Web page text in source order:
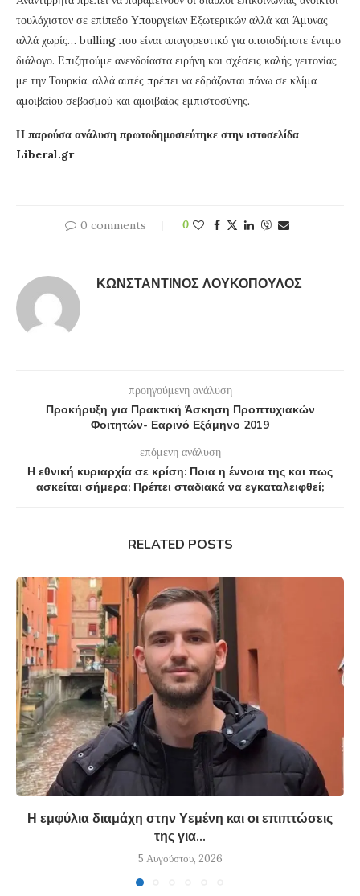
τουλάχιστον σε επίπεδο Υπουργείων Εξωτερικών αλλά και Άμυνας
αλλά χωρίς… bulling που είναι απαγορευτικό για οποιοδήποτε έντιμο
διάλογο. Επιζητούμε ανενδοίαστα ειρήνη και σχέσεις καλής γειτονίας
με την Τουρκία, αλλά αυτές πρέπει να εδράζονται πάνω σε κλίμα
αμοιβαίου σεβασμού και αμοιβαίας εμπιστοσύνης.
Η παρούσα ανάλυση πρωτοδημοσιεύτηκε στην ιστοσελίδα
Liberal.gr
0 comments 0
ΚΩΝΣΤΑΝΤΊΝΟΣ ΛΟΥΚΌΠΟΥΛΟΣ
προηγούμενη ανάλυση
Προκήρυξη για Πρακτική Άσκηση Προπτυχιακών
Φοιτητών- Εαρινό Εξάμηνο 2019
επόμενη ανάλυση
Η εθνική κυριαρχία σε κρίση: Ποια η έννοια της και πως
ασκείται σήμερα; Πρέπει σταδιακά να εγκαταλειφθεί;
RELATED POSTS
Η εμφύλια διαμάχη στην Υεμένη και οι επιπτώσεις
της για...
5 Αυγούστου, 2026